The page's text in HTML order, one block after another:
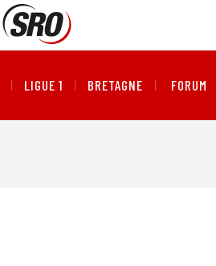
LIGUE 1 BRETAGNE FORUM